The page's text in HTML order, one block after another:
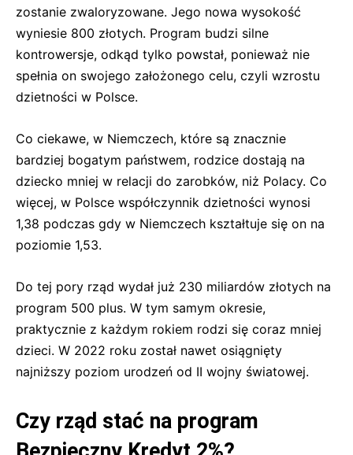
zostanie zwaloryzowane. Jego nowa wysokość
wyniesie 800 złotych. Program budzi silne
kontrowersje, odkąd tylko powstał, ponieważ nie
spełnia on swojego założonego celu, czyli wzrostu
dzietności w Polsce.
Co ciekawe, w Niemczech, które są znacznie
bardziej bogatym państwem, rodzice dostają na
dziecko mniej w relacji do zarobków, niż Polacy. Co
więcej, w Polsce współczynnik dzietności wynosi
1,38 podczas gdy w Niemczech kształtuje się on na
poziomie 1,53.
Do tej pory rząd wydał już 230 miliardów złotych na
program 500 plus. W tym samym okresie,
praktycznie z każdym rokiem rodzi się coraz mniej
dzieci. W 2022 roku został nawet osiągnięty
najniższy poziom urodzeń od II wojny światowej.
Czy rząd stać na program